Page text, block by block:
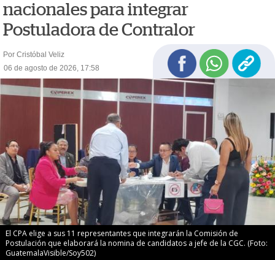
nacionales para integrar
Postuladora de Contralor
Por Cristóbal Veliz
06 de agosto de 2026, 17:58
El CPA elige a sus 11 representantes que integrarán la Comisión de
Postulación que elaborará la nomina de candidatos a jefe de la CGC. (Foto:
GuatemalaVisible/Soy502)